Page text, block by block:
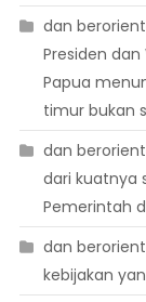
dan
Presiden
Papua
timur bukan
dan
dari kuatnya
Pemerintah
dan
kebijakan